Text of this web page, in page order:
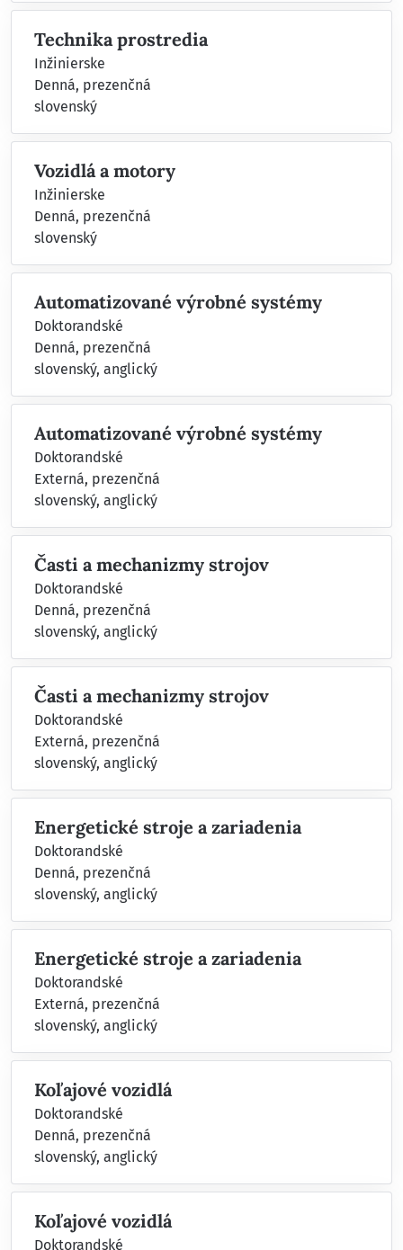
Technika prostredia
Inžinierske
Denná, prezenčná
slovenský
Vozidlá a motory
Inžinierske
Denná, prezenčná
slovenský
Automatizované výrobné systémy
Doktorandské
Denná, prezenčná
slovenský, anglický
Automatizované výrobné systémy
Doktorandské
Externá, prezenčná
slovenský, anglický
Časti a mechanizmy strojov
Doktorandské
Denná, prezenčná
slovenský, anglický
Časti a mechanizmy strojov
Doktorandské
Externá, prezenčná
slovenský, anglický
Energetické stroje a zariadenia
Doktorandské
Denná, prezenčná
slovenský, anglický
Energetické stroje a zariadenia
Doktorandské
Externá, prezenčná
slovenský, anglický
Koľajové vozidlá
Doktorandské
Denná, prezenčná
slovenský, anglický
Koľajové vozidlá
Doktorandské